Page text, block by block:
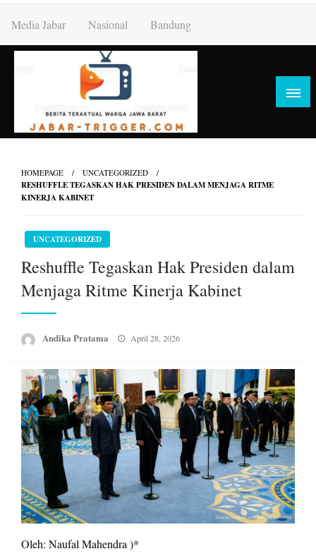
content
Media Jabar Nasional Bandung
HOMEPAGE UNCATEGORIZED
RESHUFFLE TEGASKAN HAK PRESIDEN DALAM MENJAGA RITME
KINERJA KABINET
UNCATEGORIZED
Reshuffle Tegaskan Hak Presiden dalam
Menjaga Ritme Kinerja Kabinet
Andika Pratama
Posted
April 28, 2026
Oleh: Naufal Mahendra )*